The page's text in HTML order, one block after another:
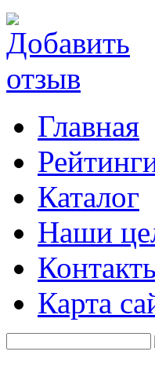
Главная
Каталог
Наши
Карта